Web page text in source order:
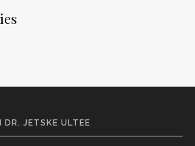
DR. JETSKE ULTEE